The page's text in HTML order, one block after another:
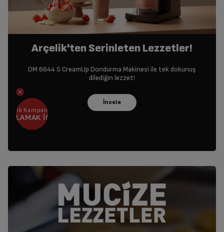
Arçelik'ten Serinleten Lezzetler!
DM 6644 S CreamUp Dondurma Makinesi ile tek dokunuş
dilediğin lezzet!
Arçelik Kampanyanı Bul
BAŞLAMAK İÇİN